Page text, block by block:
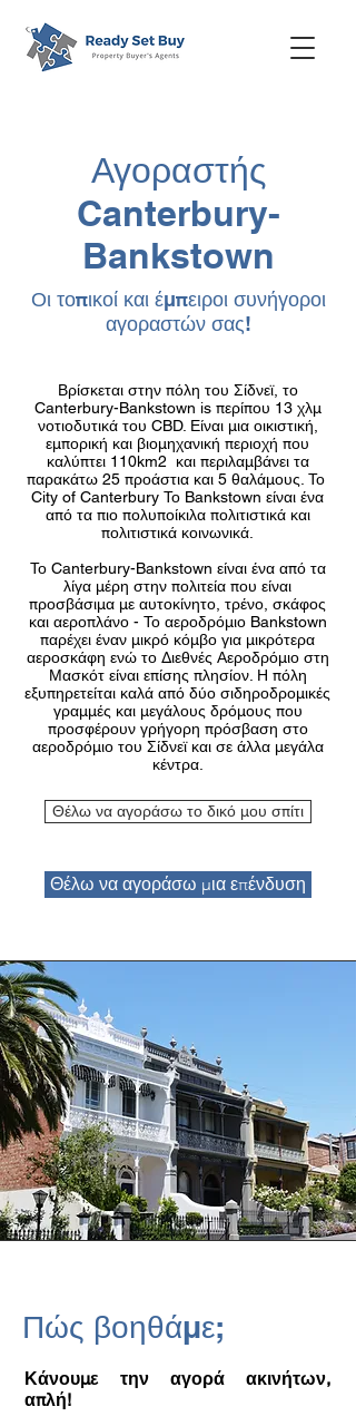
Αγοραστής
Canterbury-
Bankstown
Οι τοπικοί και έμπειροι συνήγοροι
αγοραστών σας!
Βρίσκεται στην πόλη του Σίδνεϊ, το
Canterbury-Bankstown is​ περίπου 13 χλμ
νοτιοδυτικά του CBD. Είναι μια οικιστική,
εμπορική και βιομηχανική περιοχή που
καλύπτει 110km2 και περιλαμβάνει τα
παρακάτω 25 προάστια και 5 θαλάμους. Το ​
City of Cante​rbury Το Bankstown είναι ένα
από τα πιο πολυποίκιλα πολιτιστικά και
πολιτιστικά κοινωνικά.
Το Canterbury-Bankstown είναι ένα από τα
λίγα μέρη στην πολιτεία που είναι
προσβάσιμα με αυτοκίνητο, τρένο, σκάφος
και αεροπλάνο - Το αεροδρόμιο Bankstown
παρέχει έναν μικρό κόμβο για μικρότερα
αεροσκάφη ​ενώ το Διεθνές Αεροδρόμιο στη
Μασκότ είναι επίσης πλησίον. Η πόλη
εξυπηρετείται καλά από δύο σιδηροδρομικές
γραμμές και μεγάλους δρόμους που
προσφέρουν γρήγορη πρόσβαση στο
αεροδρόμιο του Σίδνεϊ και σε άλλα μεγάλα
κέντρα.
Θέλω να αγοράσω το δικό μου σπίτι
Θέλω να αγοράσω μια επένδυση
Πώς βοηθάμε;
Κάνουμε την αγορά ακινήτων,
απλή!